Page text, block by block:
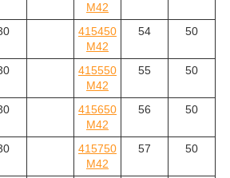
M42
415450
M42
54 50
415550
M42
55 50
415650
M42
56 50
415750
M42
57 50